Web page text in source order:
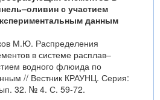
с участием
данным
М.Ю. Распределения
в системе расплав–
водного флюида по
// Вестник КРАУНЦ. Серия:
32. № 4. С. 59-72.